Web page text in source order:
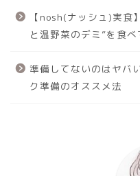
【nosh(ナッシュ)実食
と温野菜のデミ”を食べ
準備してないのはヤバ
ク準備のオススメ法